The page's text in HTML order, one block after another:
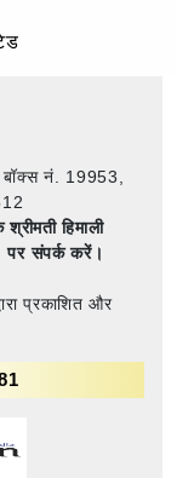
बॉक्स नं. 19953,
हिमाली
पर संपर्क करें।
प्रकाशित और